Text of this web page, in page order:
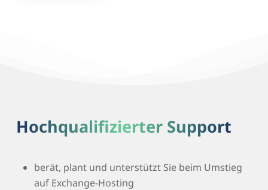
Hochqualifizierter Support
berät, plant und unterstützt Sie beim Umstieg
auf Exchange-Hosting